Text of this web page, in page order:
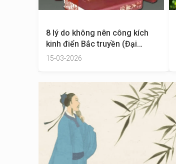
8 lý do không nên công kích
kinh điển Bắc truyền (Đại
thừa)
15-03-2026